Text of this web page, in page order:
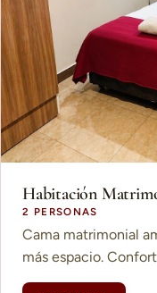
Habitación
2 PERSONAS
Cama matrimonial
más espacio.